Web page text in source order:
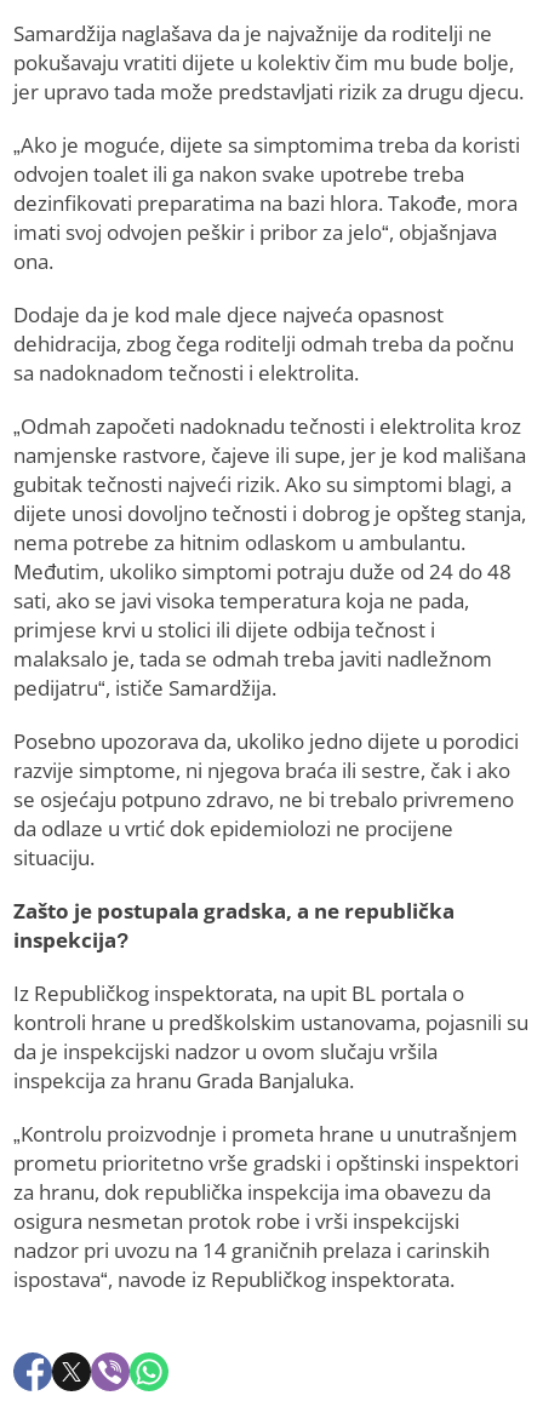
Samardžija naglašava da je najvažnije da roditelji ne
pokušavaju vratiti dijete u kolektiv čim mu bude bolje,
jer upravo tada može predstavljati rizik za drugu djecu.
„Ako je moguće, dijete sa simptomima treba da koristi
odvojen toalet ili ga nakon svake upotrebe treba
dezinfikovati preparatima na bazi hlora. Takođe, mora
imati svoj odvojen peškir i pribor za jelo“, objašnjava
ona.
Dodaje da je kod male djece najveća opasnost
dehidracija, zbog čega roditelji odmah treba da počnu
sa nadoknadom tečnosti i elektrolita.
„Odmah započeti nadoknadu tečnosti i elektrolita kroz
namjenske rastvore, čajeve ili supe, jer je kod mališana
gubitak tečnosti najveći rizik. Ako su simptomi blagi, a
dijete unosi dovoljno tečnosti i dobrog je opšteg stanja,
nema potrebe za hitnim odlaskom u ambulantu.
Međutim, ukoliko simptomi potraju duže od 24 do 48
sati, ako se javi visoka temperatura koja ne pada,
primjese krvi u stolici ili dijete odbija tečnost i
malaksalo je, tada se odmah treba javiti nadležnom
pedijatru“, ističe Samardžija.
Posebno upozorava da, ukoliko jedno dijete u porodici
razvije simptome, ni njegova braća ili sestre, čak i ako
se osjećaju potpuno zdravo, ne bi trebalo privremeno
da odlaze u vrtić dok epidemiolozi ne procijene
situaciju.
Zašto je postupala gradska, a ne republička
inspekcija?
Iz Republičkog inspektorata, na upit BL portala o
kontroli hrane u predškolskim ustanovama, pojasnili su
da je inspekcijski nadzor u ovom slučaju vršila
inspekcija za hranu Grada Banjaluka.
„Kontrolu proizvodnje i prometa hrane u unutrašnjem
prometu prioritetno vrše gradski i opštinski inspektori
za hranu, dok republička inspekcija ima obavezu da
osigura nesmetan protok robe i vrši inspekcijski
nadzor pri uvozu na 14 graničnih prelaza i carinskih
ispostava“, navode iz Republičkog inspektorata.